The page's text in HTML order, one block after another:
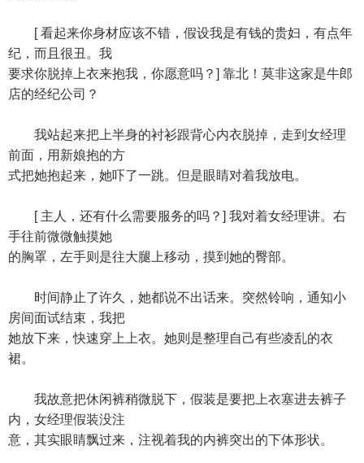
[ 看起来你身材应该不错，假设我是有钱的贵妇，有点年
纪，而且很丑。我
要求你脱掉上衣来抱我，你愿意吗？] 靠北！莫非这家是牛郎
店的经纪公司？
我站起来把上半身的衬衫跟背心内衣脱掉，走到女经理
前面，用新娘抱的方
式把她抱起来，她吓了一跳。但是眼睛对着我放电。
[ 主人，还有什么需要服务的吗？] 我对着女经理讲。右
手往前微微触摸她
的胸罩，左手则是往大腿上移动，摸到她的臀部。
时间静止了许久，她都说不出话来。突然铃响，通知小
房间面试结束，我把
她放下来，快速穿上上衣。她则是整理自己有些凌乱的衣
裙。
我故意把休闲裤稍微脱下，假装是要把上衣塞进去裤子
内，女经理假装没注
意，其实眼睛飘过来，注视着我的内裤突出的下体形状。